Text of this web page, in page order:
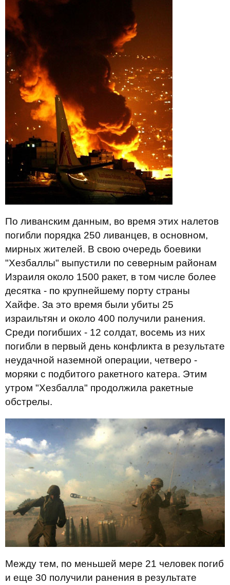
По ливанским данным, во время этих налетов
погибли порядка 250 ливанцев, в основном,
мирных жителей. В свою очередь боевики
"Хезбаллы" выпустили по северным районам
Израиля около 1500 ракет, в том числе более
десятка - по крупнейшему порту страны
Хайфе. За это время были убиты 25
израильтян и около 400 получили ранения.
Среди погибших - 12 солдат, восемь из них
погибли в первый день конфликта в результате
неудачной наземной операции, четверо -
моряки с подбитого ракетного катера. Этим
утром "Хезбалла" продолжила ракетные
обстрелы.
Между тем, по меньшей мере 21 человек погиб
и еще 30 получили ранения в результате